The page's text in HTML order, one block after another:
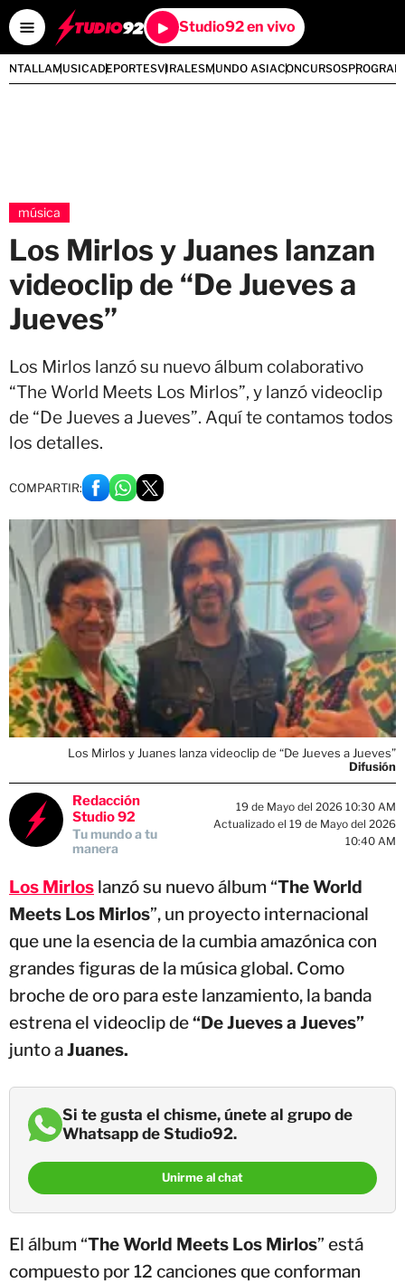
Studio92 en vivo
MUSICADEPORTESVIRALESMUNDO ASIACONCURSOS
música
Los Mirlos y Juanes lanzan
videoclip de “De Jueves a
Jueves”
Los Mirlos lanzó su nuevo álbum colaborativo
“The World Meets Los Mirlos”, y lanzó videoclip
de “De Jueves a Jueves”. Aquí te contamos todos
los detalles.
COMPARTIR:
Los Mirlos y Juanes lanza videoclip de “De Jueves a Jueves”
Difusión
Redacción
Studio 92
Tu mundo a tu
manera
19 de Mayo del 2026 10:30 AM
Actualizado el 19 de Mayo del 2026
10:40 AM
Los Mirlos lanzó su nuevo álbum “The World
Meets Los Mirlos”, un proyecto internacional
que une la esencia de la cumbia amazónica con
grandes figuras de la música global. Como
broche de oro para este lanzamiento, la banda
estrena el videoclip de“De Jueves a Jueves”
junto aJuanes.
Si te gusta el chisme, únete al grupo de
Whatsapp de Studio92.
Unirme al chat
El álbum “The World Meets Los Mirlos” está
compuesto por 12 canciones que conforman